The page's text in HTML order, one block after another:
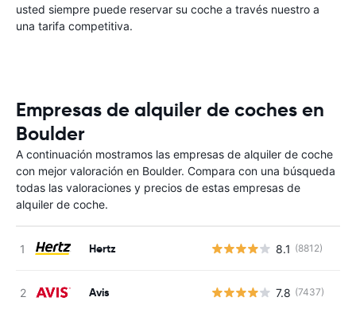
usted siempre puede reservar su coche a través nuestro a
una tarifa competitiva.
Empresas de alquiler de coches en
Boulder
A continuación mostramos las empresas de alquiler de coche
con mejor valoración en Boulder. Compara con una búsqueda
todas las valoraciones y precios de estas empresas de
alquiler de coche.
Hertz 8.1 (8812)
Avis 7.8 (7437)